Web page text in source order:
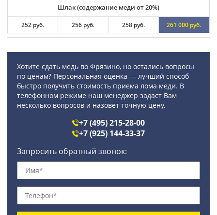
Шлак (содержание меди от 20%)
252 руб. 256 руб. 258 руб. 261 000 руб.
Хотите сдать медь во Фрязино, но остались вопросы
по ценам? Персональная оценка — лучший способ
быстро получить стоимость приема лома меди. В
телефонном режиме наш менеджер задаст Вам
несколько вопросов и назовет точную цену.
+7 (495) 215-28-00
+7 (925) 144-33-37
Запросить обратный звонок: